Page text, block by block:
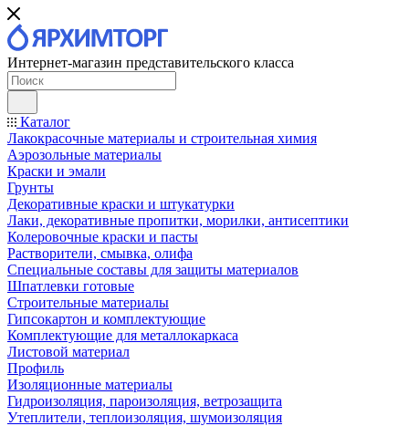
Интернет-магазин представительского класса
Каталог
Лакокрасочные материалы и строительная химия
Аэрозольные материалы
Краски и эмали
Грунты
Декоративные краски и штукатурки
Лаки, декоративные пропитки, морилки, антисептики
Колеровочные краски и пасты
Растворители, смывка, олифа
Специальные составы для защиты материалов
Шпатлевки готовые
Строительные материалы
Гипсокартон и комплектующие
Комплектующие для металлокаркаса
Листовой материал
Профиль
Изоляционные материалы
Гидроизоляция, пароизоляция, ветрозащита
Утеплители, теплоизоляция, шумоизоляция